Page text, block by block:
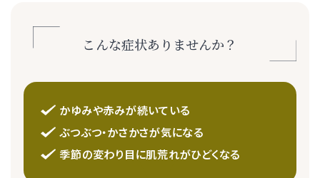
こんな症状ありませんか？
かゆみや赤みが続いている
ぶつぶつ・かさかさが気になる
季節の変わり目に肌荒れがひどくなる